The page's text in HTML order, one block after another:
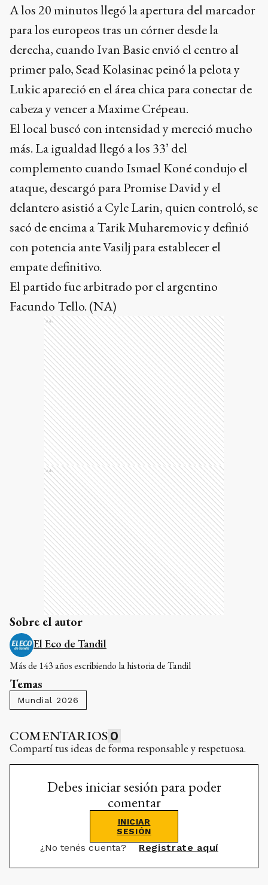
A los 20 minutos llegó la apertura del marcador
para los europeos tras un córner desde la
derecha, cuando Ivan Basic envió el centro al
primer palo, Sead Kolasinac peinó la pelota y
Lukic apareció en el área chica para conectar de
cabeza y vencer a Maxime Crépeau.
El local buscó con intensidad y mereció mucho
más. La igualdad llegó a los 33’ del
complemento cuando Ismael Koné condujo el
ataque, descargó para Promise David y el
delantero asistió a Cyle Larin, quien controló, se
sacó de encima a Tarik Muharemovic y definió
con potencia ante Vasilj para establecer el
empate definitivo.
El partido fue arbitrado por el argentino
Facundo Tello. (NA)
Ads
Ads
Sobre el autor
El Eco de Tandil
Más de 143 años escribiendo la historia de Tandil
Temas
Mundial 2026
COMENTARIOS 0
Compartí tus ideas de forma responsable y respetuosa.
Debes iniciar sesión para poder
comentar
INICIAR
SESIÓN
¿No tenés cuenta? Registrate aquí